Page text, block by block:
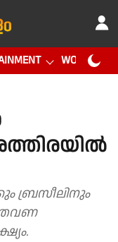
WORLD CUP
ബ്രസീലിനും